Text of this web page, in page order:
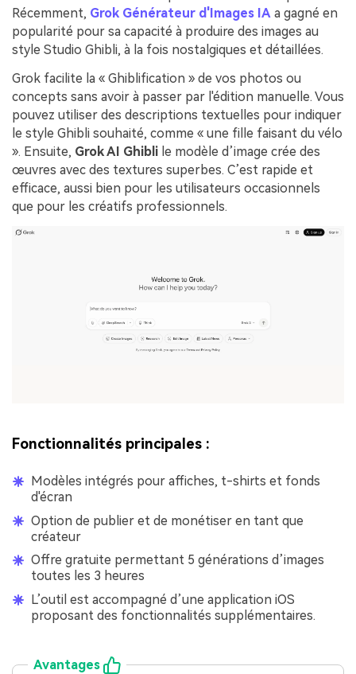
Récemment, Grok Générateur d'Images IA a gagné en
popularité pour sa capacité à produire des images au
style Studio Ghibli, à la fois nostalgiques et détaillées.
Grok facilite la « Ghiblification » de vos photos ou
concepts sans avoir à passer par l'édition manuelle. Vous
pouvez utiliser des descriptions textuelles pour indiquer
le style Ghibli souhaité, comme « une fille faisant du vélo
». Ensuite, Grok AI Ghibli le modèle d’image crée des
œuvres avec des textures superbes. C’est rapide et
efficace, aussi bien pour les utilisateurs occasionnels
que pour les créatifs professionnels.
Fonctionnalités principales :
Modèles intégrés pour affiches, t-shirts et fonds
d'écran
Option de publier et de monétiser en tant que
créateur
Offre gratuite permettant 5 générations d’images
toutes les 3 heures
L’outil est accompagné d’une application iOS
proposant des fonctionnalités supplémentaires.
Avantages